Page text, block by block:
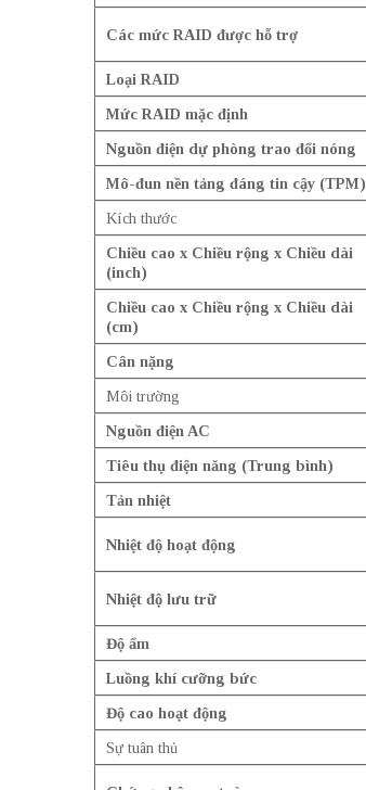
Các mức RAID được hỗ trợ
Loại RAID
Mức RAID mặc định
Nguồn điện dự phòng trao đổi nóng
Mô-đun nền tảng đáng tin cậy (TPM)
Kích thước
Chiều cao x Chiều rộng x Chiều dài
(inch)
Chiều cao x Chiều rộng x Chiều dài
(cm)
Cân nặng
Môi trường
Nguồn điện AC
Tiêu thụ điện năng (Trung bình)
Tản nhiệt
Nhiệt độ hoạt động
Nhiệt độ lưu trữ
Độ ẩm
Luồng khí cưỡng bức
Độ cao hoạt động
Sự tuân thủ